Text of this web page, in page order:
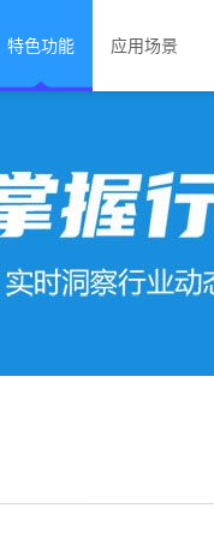
特色功能 应用场景